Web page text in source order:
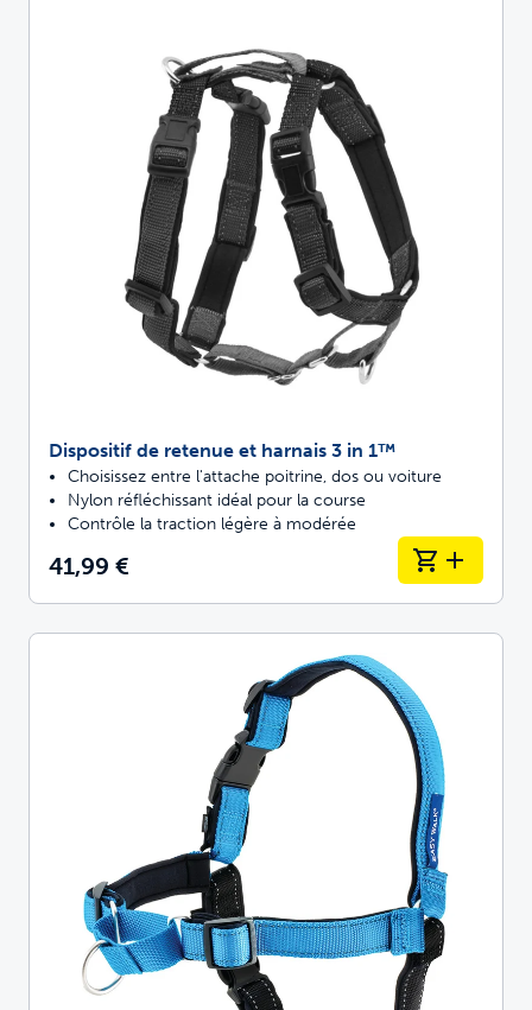
Dispositif de retenue et harnais 3 in 1™
Choisissez entre l'attache poitrine, dos ou voiture
Nylon réfléchissant idéal pour la course
Contrôle la traction légère à modérée
41,99 €